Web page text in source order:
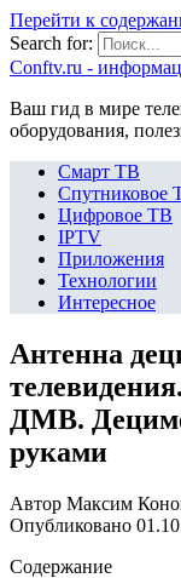
Перейти к
Search for:
Сonftv.ru -
Ваш гид в мире
оборудования,
Смарт ТВ
Спутниковое
Цифровое ТВ
IPTV
Приложения
Технологии
Интересное
Антенна
ДМВ.
руками
Автор Максим
Опубликовано
Содержание